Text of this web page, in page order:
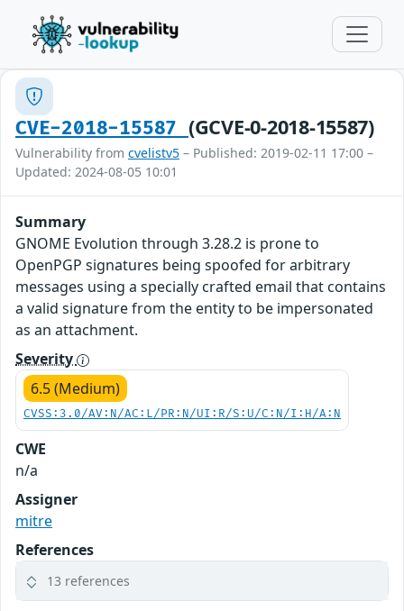
CVE-2018-15587 (GCVE-0-2018-15587)
Vulnerability from cvelistv5 – Published: 2019-02-11 17:00 –
Updated: 2024-08-05 10:01
Summary
GNOME Evolution through 3.28.2 is prone to
OpenPGP signatures being spoofed for arbitrary
messages using a specially crafted email that contains
a valid signature from the entity to be impersonated
as an attachment.
Severity
6.5 (Medium)
CVSS:3.0/AV:N/AC:L/PR:N/UI:R/S:U/C:N/I:H/A:N
CWE
n/a
Assigner
mitre
References
13 references